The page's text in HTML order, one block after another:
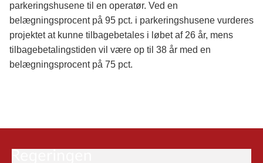
parkeringshusene til en operatør. Ved en
belægningsprocent på 95 pct. i parkeringshusene vurderes
projektet at kunne tilbagebetales i løbet af 26 år, mens
tilbagebetalingstiden vil være op til 38 år med en
belægningsprocent på 75 pct.